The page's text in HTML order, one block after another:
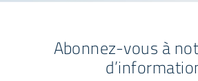
Abonnez-vous à